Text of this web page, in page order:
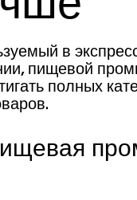
в
пищевой
полных